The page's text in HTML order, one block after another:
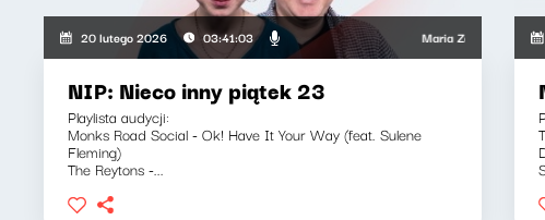
20 lutego 2026 03:41:03 Maria Zamachowska,
NIP: Nieco inny piątek 23
Playlista audycji:
Monks Road Social - Ok! Have It Your Way (feat. Sulene
Fleming)
The Reytons -...